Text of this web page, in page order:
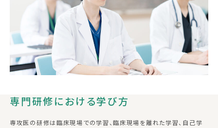
専門研修における学び方
専攻医の研修は臨床現場での学習、臨床現場を離れた学習、自己学